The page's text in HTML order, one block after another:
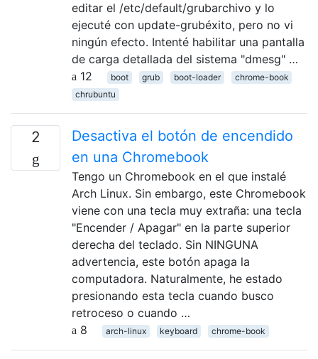
editar el /etc/default/grubarchivo y lo
ejecuté con update-grubéxito, pero no vi
ningún efecto. Intenté habilitar una pantalla
de carga detallada del sistema "dmesg" …
12
boot grub boot-loader
chrome-book
chrubuntu
2
Desactiva el botón de encendido
en una Chromebook
Tengo un Chromebook en el que instalé
Arch Linux. Sin embargo, este Chromebook
viene con una tecla muy extraña: una tecla
"Encender / Apagar" en la parte superior
derecha del teclado. Sin NINGUNA
advertencia, este botón apaga la
computadora. Naturalmente, he estado
presionando esta tecla cuando busco
retroceso o cuando …
8
arch-linux keyboard chrome-book